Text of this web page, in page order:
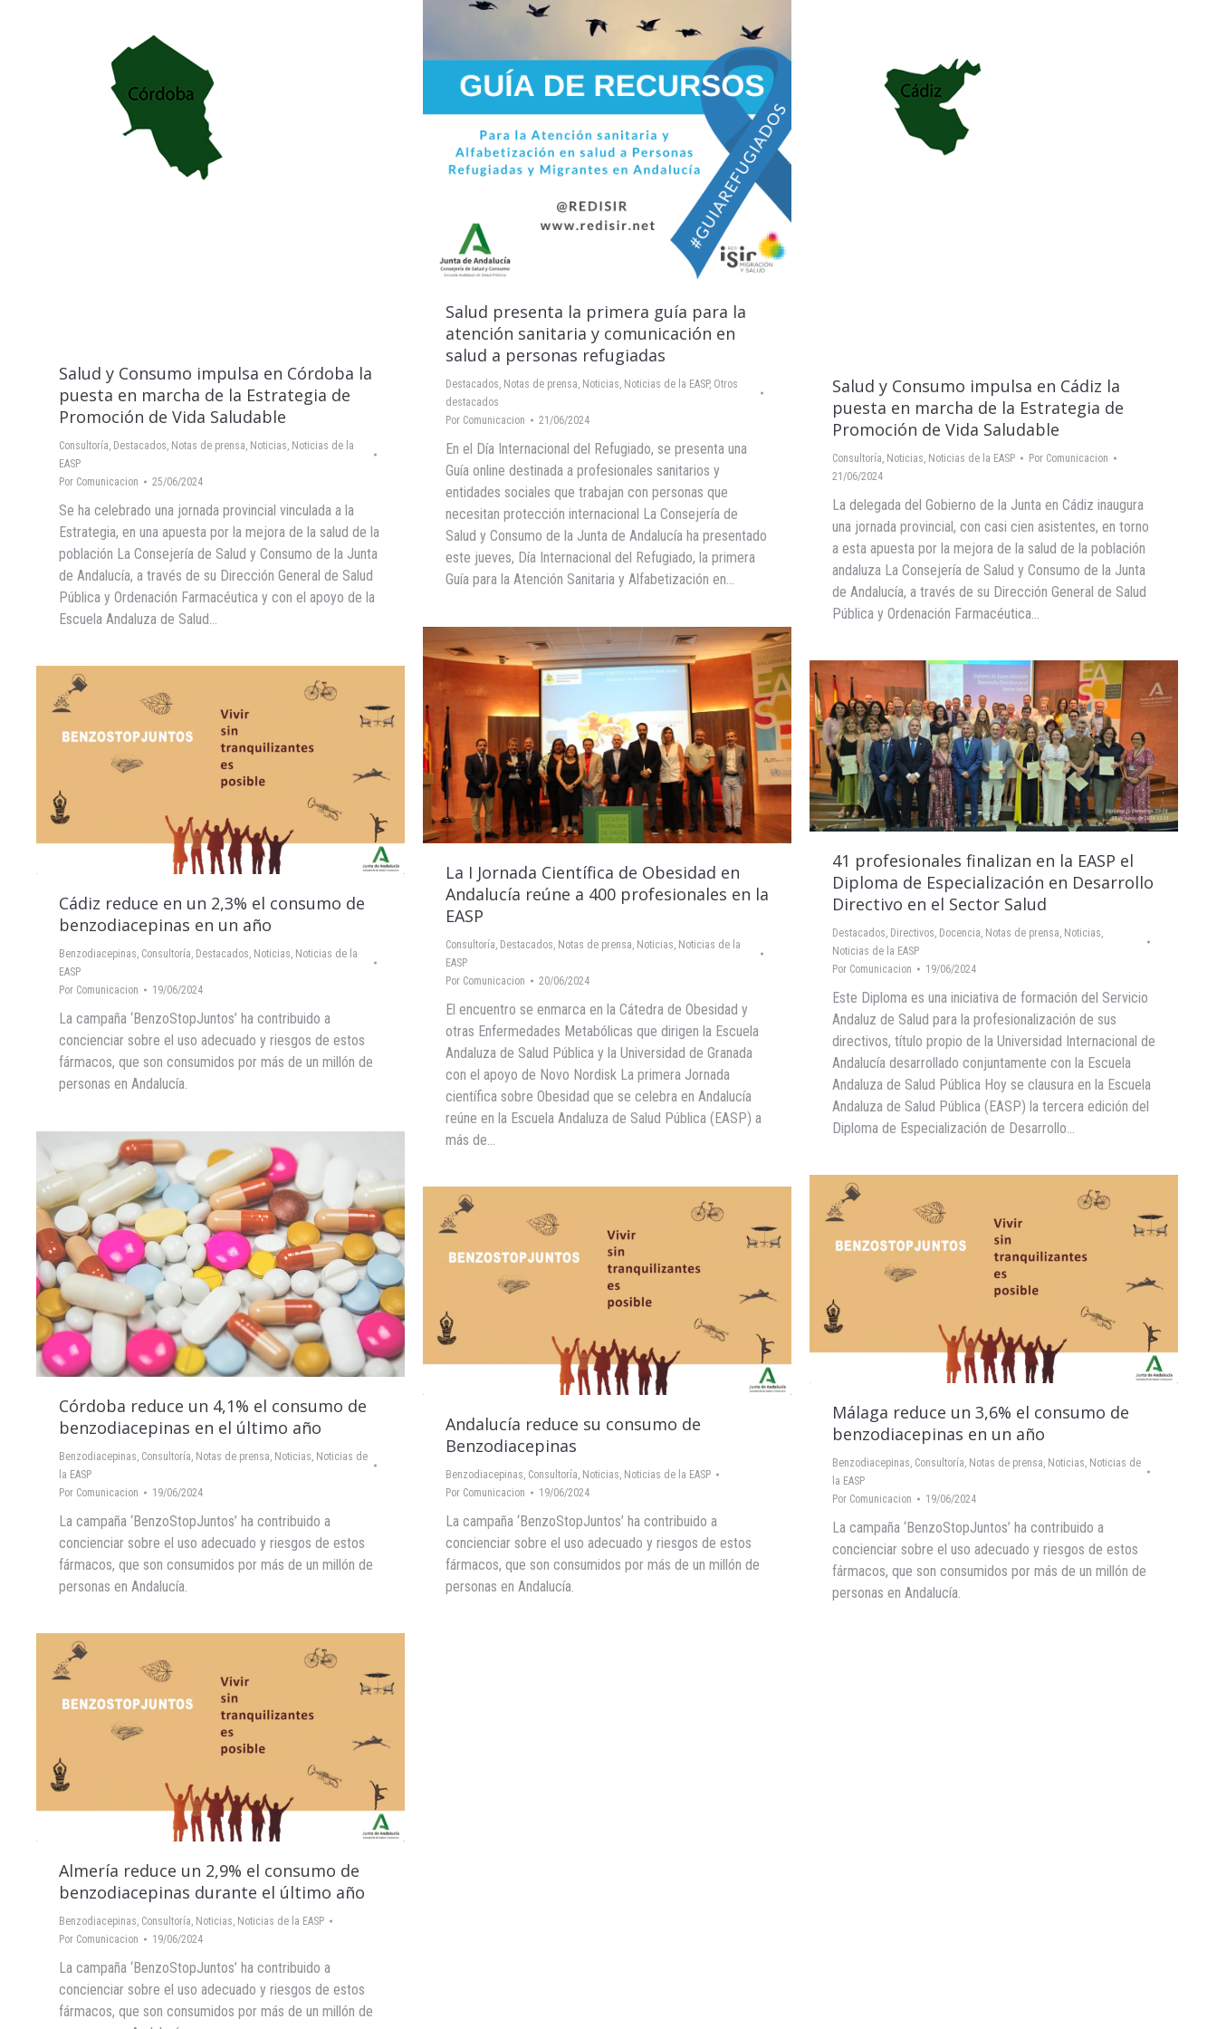
Salud y Consumo impulsa en Córdoba la
puesta en marcha de la Estrategia de
Promoción de Vida Saludable
Consultoría Destacados Notas de prensa Noticias Noticias de la
EASP
Por Comunicacion 25/06/2024
Se ha celebrado una jornada provincial vinculada a la
Estrategia, en una apuesta por la mejora de la salud de la
población La Consejería de Salud y Consumo de la Junta
de Andalucía, a través de su Dirección General de Salud
Pública y Ordenación Farmacéutica y con el apoyo de la
Escuela Andaluza de Salud…
Salud presenta la primera guía para la
atención sanitaria y comunicación en
salud a personas refugiadas
Destacados, Notas de prensa, Noticias, Noticias de la EASP, Otros
destacados
Por Comunicacion 21/06/2024
En el Día Internacional del Refugiado, se presenta una
Guía online destinada a profesionales sanitarios y
entidades sociales que trabajan con personas que
necesitan protección internacional La Consejería de
Salud y Consumo de la Junta de Andalucía ha presentado
este jueves, Día Internacional del Refugiado, la primera
Guía para la Atención Sanitaria y Alfabetización en…
Salud y Consumo impulsa en Cádiz la
puesta en marcha de la Estrategia de
Promoción de Vida Saludable
Consultoría, Noticias, Noticias de la EASP Por Comunicacion
21/06/2024
La delegada del Gobierno de la Junta en Cádiz inaugura
una jornada provincial, con casi cien asistentes, en torno
a esta apuesta por la mejora de la salud de la población
andaluza La Consejería de Salud y Consumo de la Junta
de Andalucía, a través de su Dirección General de Salud
Pública y Ordenación Farmacéutica…
La I Jornada Científica de Obesidad en
Andalucía reúne a 400 profesionales en la
EASP
Consultoría, Destacados, Notas de prensa, Noticias, Noticias de la
EASP
Por Comunicacion 20/06/2024
El encuentro se enmarca en la Cátedra de Obesidad y
otras Enfermedades Metabólicas que dirigen la Escuela
Andaluza de Salud Pública y la Universidad de Granada
con el apoyo de Novo Nordisk La primera Jornada
científica sobre Obesidad que se celebra en Andalucía
reúne en la Escuela Andaluza de Salud Pública (EASP) a
más de…
41 profesionales finalizan en la EASP el
Diploma de Especialización en Desarrollo
Directivo en el Sector Salud
Destacados Directivos Docencia Notas de prensa Noticias
Noticias de la EASP
Por Comunicacion 19/06/2024
Este Diploma es una iniciativa de formación del Servicio
Andaluz de Salud para la profesionalización de sus
directivos, título propio de la Universidad Internacional de
Andalucía desarrollado conjuntamente con la Escuela
Andaluza de Salud Pública Hoy se clausura en la Escuela
Andaluza de Salud Pública (EASP) la tercera edición del
Diploma de Especialización de Desarrollo…
Cádiz reduce en un 2,3% el consumo de
benzodiacepinas en un año
Benzodiacepinas, Consultoría, Destacados, Noticias, Noticias de la
EASP
Por Comunicacion 19/06/2024
La campaña ‘BenzoStopJuntos’ ha contribuido a
concienciar sobre el uso adecuado y riesgos de estos
fármacos, que son consumidos por más de un millón de
personas en Andalucía.
Córdoba reduce un 4,1% el consumo de
benzodiacepinas en el último año
Benzodiacepinas, Consultoría, Notas de prensa, Noticias, Noticias de
la EASP
Por Comunicacion 19/06/2024
La campaña ‘BenzoStopJuntos’ ha contribuido a
concienciar sobre el uso adecuado y riesgos de estos
fármacos, que son consumidos por más de un millón de
personas en Andalucía.
Málaga reduce un 3,6% el consumo de
benzodiacepinas en un año
Benzodiacepinas, Consultoría, Notas de prensa, Noticias, Noticias de
la EASP
Por Comunicacion 19/06/2024
La campaña ‘BenzoStopJuntos’ ha contribuido a
concienciar sobre el uso adecuado y riesgos de estos
fármacos, que son consumidos por más de un millón de
personas en Andalucía.
Andalucía reduce su consumo de
Benzodiacepinas
Benzodiacepinas, Consultoría, Noticias, Noticias de la EASP
Por Comunicacion 19/06/2024
La campaña ‘BenzoStopJuntos’ ha contribuido a
concienciar sobre el uso adecuado y riesgos de estos
fármacos, que son consumidos por más de un millón de
personas en Andalucía.
Almería reduce un 2,9% el consumo de
benzodiacepinas durante el último año
Benzodiacepinas, Consultoría, Noticias, Noticias de la EASP
Por Comunicacion 19/06/2024
La campaña ‘BenzoStopJuntos’ ha contribuido a
concienciar sobre el uso adecuado y riesgos de estos
fármacos, que son consumidos por más de un millón de